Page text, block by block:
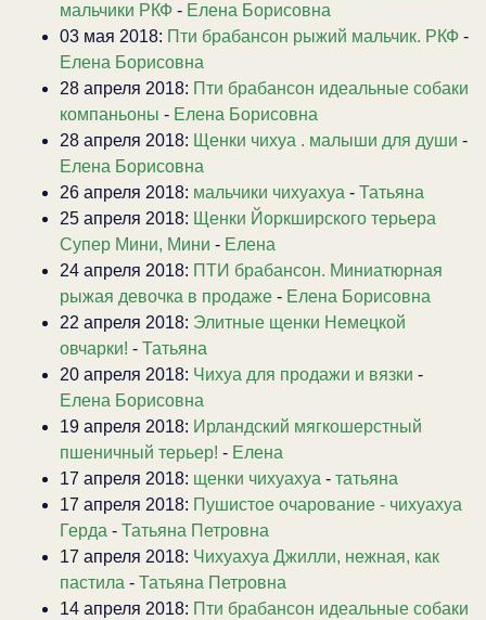
мальчики РКФ - Елена Борисовна
03 мая 2018: Пти брабансон рыжий мальчик. РКФ -
Елена Борисовна
28 апреля 2018: Пти брабансон идеальные собаки
компаньоны - Елена Борисовна
28 апреля 2018: Щенки чихуа . малыши для души -
Елена Борисовна
26 апреля 2018: мальчики чихуахуа - Татьяна
25 апреля 2018: Щенки Йоркширского терьера
Супер Мини, Мини - Елена
24 апреля 2018: ПТИ брабансон. Миниатюрная
рыжая девочка в продаже - Елена Борисовна
22 апреля 2018: Элитные щенки Немецкой
овчарки! - Татьяна
20 апреля 2018: Чихуа для продажи и вязки -
Елена Борисовна
19 апреля 2018: Ирландский мягкошерстный
пшеничный терьер! - Елена
17 апреля 2018: щенки чихуахуа - татьяна
17 апреля 2018: Пушистое очарование - чихуахуа
Герда - Татьяна Петровна
17 апреля 2018: Чихуахуа Джилли, нежная, как
пастила - Татьяна Петровна
14 апреля 2018: Пти брабансон идеальные собаки